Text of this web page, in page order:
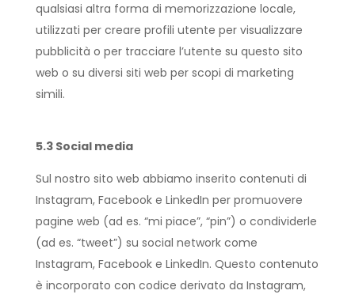
qualsiasi altra forma di memorizzazione locale,
utilizzati per creare profili utente per visualizzare
pubblicità o per tracciare l’utente su questo sito
web o su diversi siti web per scopi di marketing
simili.
5.3 Social media
Sul nostro sito web abbiamo inserito contenuti di
Instagram, Facebook e LinkedIn per promuovere
pagine web (ad es. “mi piace”, “pin”) o condividerle
(ad es. “tweet”) su social network come
Instagram, Facebook e LinkedIn. Questo contenuto
è incorporato con codice derivato da Instagram,